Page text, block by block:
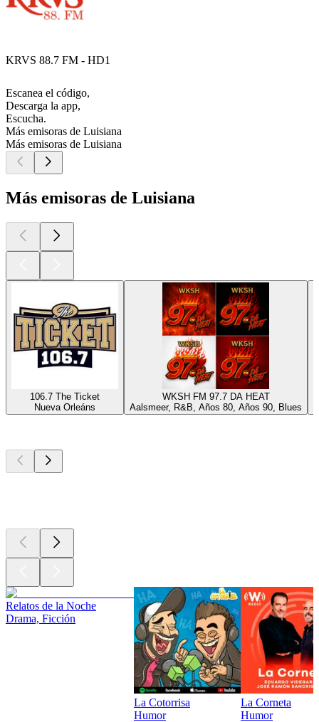
KRVS 88.7 FM - HD1
Escanea el código,
Descarga la app,
Escucha.
Más emisoras de Luisiana
Más emisoras de Luisiana
Más emisoras de Luisiana
106.7 The Ticket
Nueva Orleáns
WKSH FM 97.7 DA HEAT
Aalsmeer, R&B, Años 80, Años 90, Blues
Relatos de la Noche
Drama, Ficción
La Cotorrisa
Humor
La Corneta
Humor